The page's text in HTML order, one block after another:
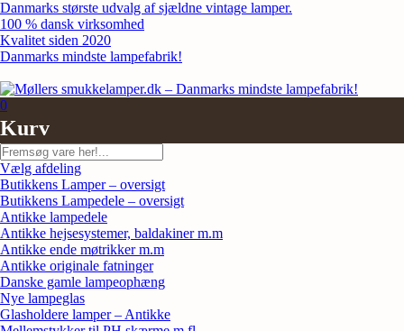
Skip
to
content
Danmarks største udvalg af sjældne vintage lamper.
100 % dansk virksomhed
Kvalitet siden 2020
Danmarks mindste lampefabrik!
0
Kurv
Søg
Vælg afdeling
Butikkens Lamper – oversigt
Butikkens Lampedele – oversigt
Antikke lampedele
Antikke hejsesystemer, baldakiner m.m
Antikke ende møtrikker m.m
Antikke originale fatninger
Danske gamle lampeophæng
Nye lampeglas
Glasholdere lamper – Antikke